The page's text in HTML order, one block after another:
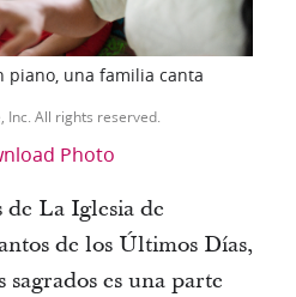
piano, una familia canta
Inc. All rights reserved.
Photo
de La Iglesia de
de los Últimos Días,
es una parte